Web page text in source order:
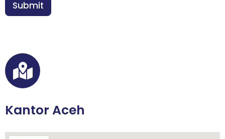
n
*
Submit
Kantor Aceh